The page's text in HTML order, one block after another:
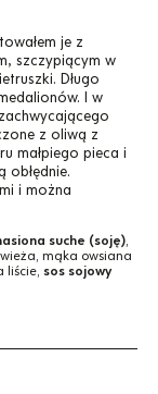
je z
szczypiącym w
Długo
I w
z oliwą z
małpiego pieca i
obłędnie.
i można
suche (soję),
mąka owsiana
liście, sos sojowy